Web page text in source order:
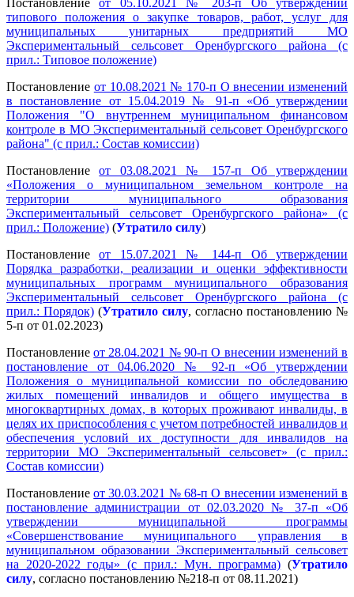
типового положения о закупке товаров, работ, услуг для
муниципальных унитарных предприятий МО
Экспериментальный сельсовет Оренбургского района (с
прил.: Типовое положение)
Постановление от 10.08.2021 № 170-п О внесении изменений
в постановление от 15.04.2019 № 91-п «Об утверждении
Положения "О внутреннем муниципальном финансовом
контроле в МО Экспериментальный сельсовет Оренбургского
района" (с прил.: Состав комиссии)
Постановлениеот 03.08.2021 № 157-п Об утверждении
«Положения о муниципальном земельном контроле на
территории муниципального образования
Экспериментальный сельсовет Оренбургского района» (с
прил.: Положение) (Утратило силу)
Постановлениеот 15.07.2021 № 144-п Об утверждении
Порядка разработки, реализации и оценки эффективности
муниципальных программ муниципального образования
Экспериментальный сельсовет Оренбургского района (с
прил.: Порядок) (Утратило силу, согласно постановлению №
5-п от 01.02.2023)
Постановлениеот 28.04.2021 № 90-п О внесении изменений в
постановление от 04.06.2020 № 92-п «Об утверждении
Положения о муниципальной комиссии по обследованию
жилых помещений инвалидов и общего имущества в
многоквартирных домах, в которых проживают инвалиды, в
целях их приспособления с учетом потребностей инвалидов и
обеспечения условий их доступности для инвалидов на
территории МО Экспериментальный сельсовет» (с прил.:
Состав комиссии)
Постановлениеот 30.03.2021 № 68-п О внесении изменений в
постановление администрации от 02.03.2020 № 37-п «Об
утверждении муниципальной программы
«Совершенствование муниципального управления в
муниципальном образовании Экспериментальный сельсовет
на 2020-2022 годы» (с прил.: Мун. программа) (Утратило
силу, согласно постановлению №218-п от 08.11.2021)